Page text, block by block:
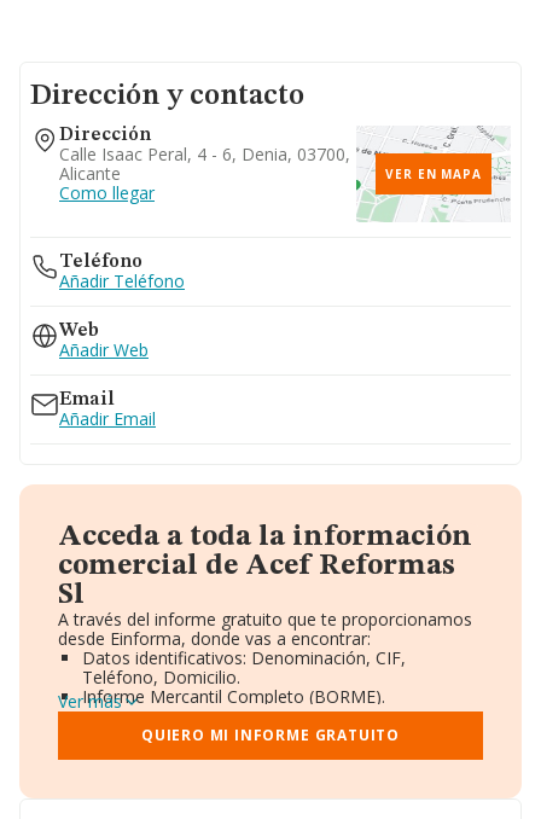
Dirección y contacto
Dirección
Calle Isaac Peral, 4 - 6, Denia, 03700,
Alicante
Como llegar
VER EN MAPA
Teléfono
Añadir Teléfono
Web
Añadir Web
Email
Añadir Email
Acceda a toda la información
comercial de Acef Reformas
Sl
A través del informe gratuito que te proporcionamos
desde Einforma, donde vas a encontrar:
Datos identificativos: Denominación, CIF,
Teléfono, Domicilio.
Informe Mercantil Completo (BORME).
Gráficos de Evolución Ventas y Empleados.
Consejo de Administración y Administradores.
Directivos y Ejecutivos.
Ver más
QUIERO MI INFORME GRATUITO